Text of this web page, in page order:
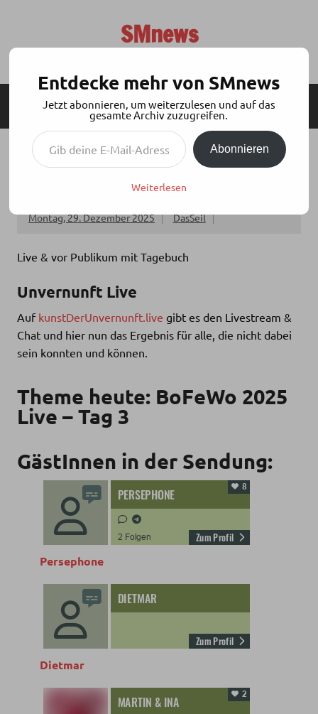
SMnews
SEITENLEISTE
MENÜ
KDU PODCAST: LIVE SPEZIAL BOFEWO 2025
Montag, 29. Dezember 2025 DasSeil
Live & vor Publikum mit Tagebuch
Unvernunft Live
Auf kunstDerUnvernunft.live gibt es den Livestream &
Chat und hier nun das Ergebnis für alle, die nicht dabei
sein konnten und können.
Theme heute: BoFeWo 2025
Live – Tag 3
GästInnen in der Sendung:
Persephone
Dietmar
Entdecke mehr von SMnews
Jetzt abonnieren, um weiterzulesen und auf das
gesamte Archiv zuzugreifen.
Gib deine E-Mail-Adresse ein ...
Abonnieren
Weiterlesen